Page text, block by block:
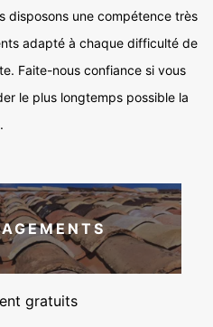
disposons une compétence très
adapté à chaque difficulté de
Faite-nous confiance si vous
le plus longtemps possible la
gratuits